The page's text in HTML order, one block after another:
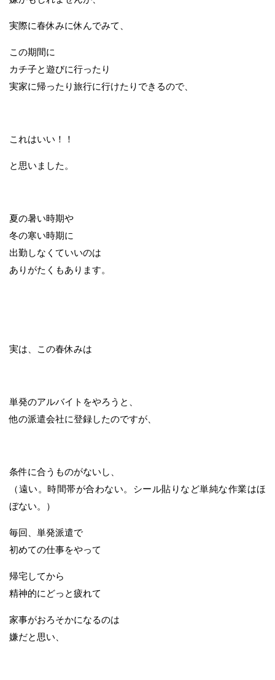
実際に春休みに休んでみて、
この期間に
カチ子と遊びに行ったり
実家に帰ったり旅行に行けたりできるので、
これはいい！！
と思いました。
夏の暑い時期や
冬の寒い時期に
出勤しなくていいのは
ありがたくもあります。
実は、この春休みは
単発のアルバイトをやろうと、
他の派遣会社に登録したのですが、
条件に合うものがないし、
（遠い。時間帯が合わない。シール貼りなど単純な作業はほ
ぼない。）
毎回、単発派遣で
初めての仕事をやって
帰宅してから
精神的にどっと疲れて
家事がおろそかになるのは
嫌だと思い、